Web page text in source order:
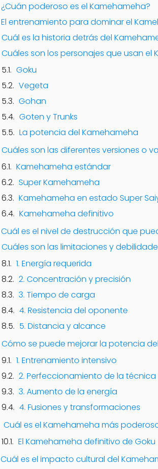
¿Cuán poderoso es el Kamehameha?
El entrenamiento para dominar el
Cuál es la historia detrás del
Cuáles son los personajes que usan
Goku
Vegeta
Gohan
Goten y Trunks
La potencia del Kamehameha
Cuáles son las diferentes versiones o
Kamehameha estándar
Super Kamehameha
Kamehameha en estado Super
Kamehameha definitivo
Cuál es el nivel de destrucción que
Cuáles son las limitaciones y
1. Energía requerida
2. Concentración y precisión
3. Tiempo de carga
4. Resistencia del oponente
5. Distancia y alcance
Cómo se puede mejorar la potencia
1. Entrenamiento intensivo
2. Perfeccionamiento de la técnica
3. Aumento de la energía
4. Fusiones y transformaciones
Cuál es el Kamehameha más
El Kamehameha definitivo de Goku
Cuál es el impacto cultural del